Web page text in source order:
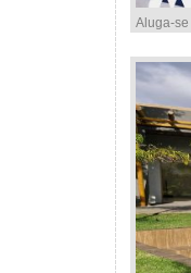
Aluga-